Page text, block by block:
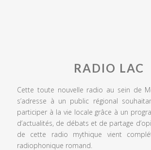
RADIO LAC
Cette toute nouvelle radio au sein de
s’adresse à un public régional
participer à la vie locale grâce à un
d’actualités, de débats et de partage
de cette radio mythique vient
radiophonique romand.